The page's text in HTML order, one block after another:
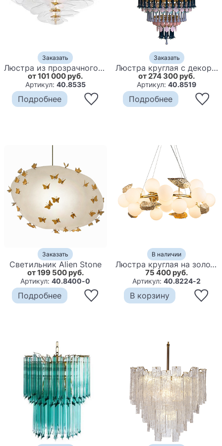
Заказать
Люстра из прозрачного стекла в форме листьев лотоса Glass Pink Sculpture
от 101 000 руб.
Артикул: 40.8535
Подробнее
Заказать
Люстра круглая с декором из разноцветных элементов в виде листьев Changing Seasons
от 274 300 руб.
Артикул:40.8519
Подробнее
Заказать
Светильник Alien Stone
от 199 500 руб.
Артикул:40.8400-0
Подробнее
В наличии
Люстра круглая на золотистом каркасе с белыми стеклянными плафонами Zest of Light
75 400 руб.
Артикул:40.8224-2
В корзину